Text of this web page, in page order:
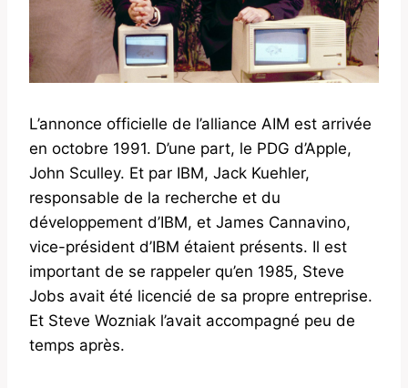
L’annonce officielle de l’alliance AIM est arrivée
en octobre 1991. D’une part, le PDG d’Apple,
John Sculley. Et par IBM, Jack Kuehler,
responsable de la recherche et du
développement d’IBM, et James Cannavino,
vice-président d’IBM étaient présents. Il est
important de se rappeler qu’en 1985, Steve
Jobs avait été licencié de sa propre entreprise.
Et Steve Wozniak l’avait accompagné peu de
temps après.